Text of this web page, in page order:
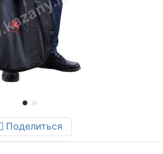
Поделиться